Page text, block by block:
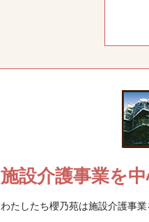
施設介護事業を
わたしたち櫻乃苑は施設介護事